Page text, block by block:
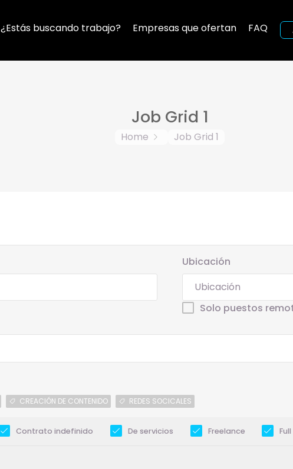
¿Estás buscando trabajo? Empresas que ofertan FAQ
Job Grid 1
Home Job Grid 1
Ubicación
Solo puestos
CREACIÓN DE CONTENIDO REDES SOCICALES
Contrato indefinido De servicios Freelance